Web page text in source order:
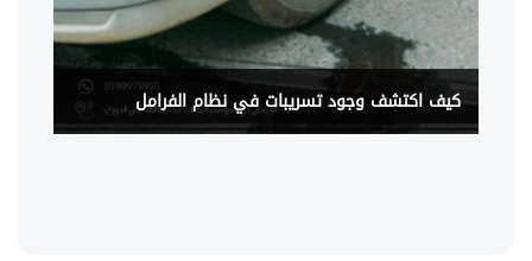
كيف اكتشف وجود تسريبات في نظام الفرامل